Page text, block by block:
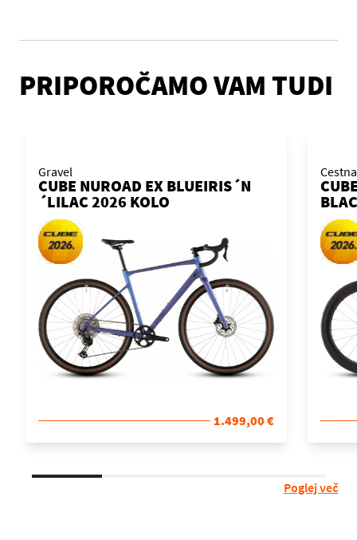
PRIPOROČAMO VAM TUDI
Gravel
CUBE NUROAD EX BLUEIRIS´N
´LILAC 2026 KOLO
1.499,00 €
Poglej več